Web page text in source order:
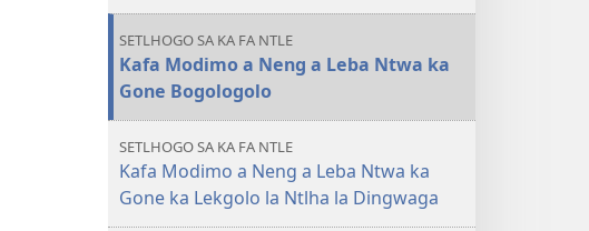
TEBELO
Modimo
o
Ntwa
Jang?
SETLHOGO SA KA FA NTLE
Kafa Modimo a Neng a Leba Ntwa ka
Gone Bogologolo
SETLHOGO SA KA FA NTLE
Kafa Modimo a Neng a Leba Ntwa ka
Gone ka Lekgolo la Ntlha la Dingwaga